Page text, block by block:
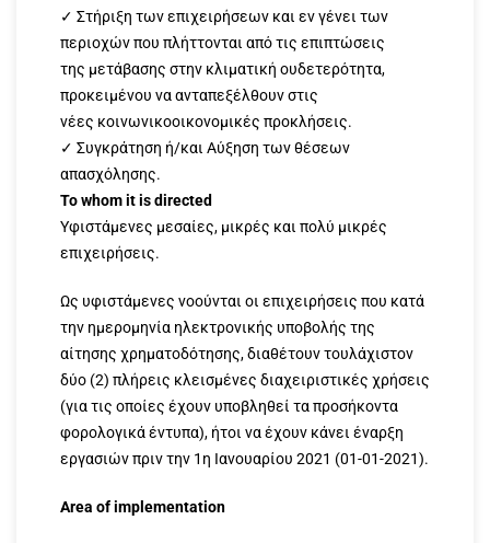
✓ Στήριξη των επιχειρήσεων και εν γένει των
περιοχών που πλήττονται από τις επιπτώσεις
της μετάβασης στην κλιματική ουδετερότητα,
προκειμένου να ανταπεξέλθουν στις
νέες κοινωνικοοικονομικές προκλήσεις.
✓ Συγκράτηση ή/και Αύξηση των θέσεων
απασχόλησης.​
To whom it is directed
Υφιστάμενες μεσαίες, μικρές και πολύ μικρές
επιχειρήσεις.​
Ως υφιστάμενες νοούνται οι επιχειρήσεις που κατά
την ημερομηνία ηλεκτρονικής υποβολής της
αίτησης χρηματοδότησης, διαθέτουν τουλάχιστον
δύο (2) πλήρεις κλεισμένες διαχειριστικές χρήσεις
(για τις οποίες έχουν υποβληθεί τα προσήκοντα
φορολογικά έντυπα), ήτοι να έχουν κάνει έναρξη
εργασιών πριν την 1η Ιανουαρίου 2021 (01-01-2021).
Area of implementation